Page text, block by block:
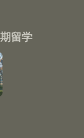
留学